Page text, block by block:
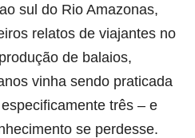
sul do Rio Amazonas,
relatos de viajantes no
de balaios,
vinha sendo praticada
três – e
se perdesse.